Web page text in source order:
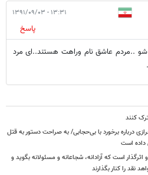
۱۳:۳۱ - ۱۳۹۱/۰۹/۰۳
پاسخ
شو ..مردم عاشق نام وراهت هستند..ای مرد
کنند
درباره برخورد با بی‌حجابی/ به صراحت دستور به قتل
داده است
است که آزادانه، شجاعانه و مسئولانه بگوید و
نقد را کنار بگذارند